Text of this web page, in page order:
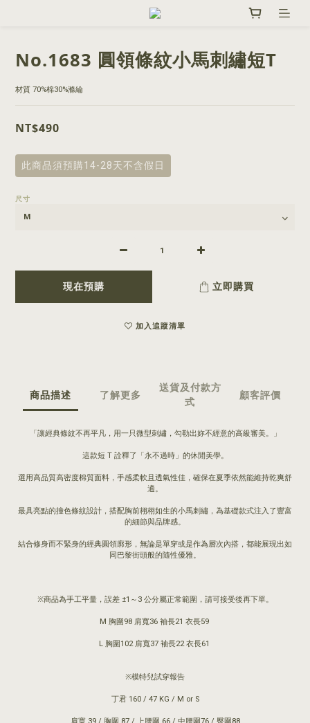
No.1683 圓領條紋小馬刺繡短T
材質 70%棉30%滌綸
NT$490
此商品須預購14-28天不含假日
尺寸
現在預購 立即購買
加入追蹤清單
商品描述 了解更多
送貨及付款方
式
顧客評價
「讓經典條紋不再平凡，用一只微型刺繡，勾勒出妳不經意的高級審美。」
這款短 T 詮釋了「永不過時」的休閒美學。
選用高品質高密度棉質面料，手感柔軟且透氣性佳，確保在夏季依然能維持乾爽舒
適。
最具亮點的撞色條紋設計，搭配胸前栩栩如生的小馬刺繡，為基礎款式注入了豐富
的細節與品牌感。
結合修身而不緊身的經典圓領廓形，無論是單穿或是作為層次內搭，都能展現出如
同巴黎街頭般的隨性優雅。
※商品為手工平量，誤差 ±1～3 公分屬正常範圍，請可接受後再下單。
M 胸圍98 肩寬36 袖長21 衣長59
L 胸圍102 肩寬37 袖長22 衣長61
※模特兒試穿報告
丁君 160 / 47 KG / M or S